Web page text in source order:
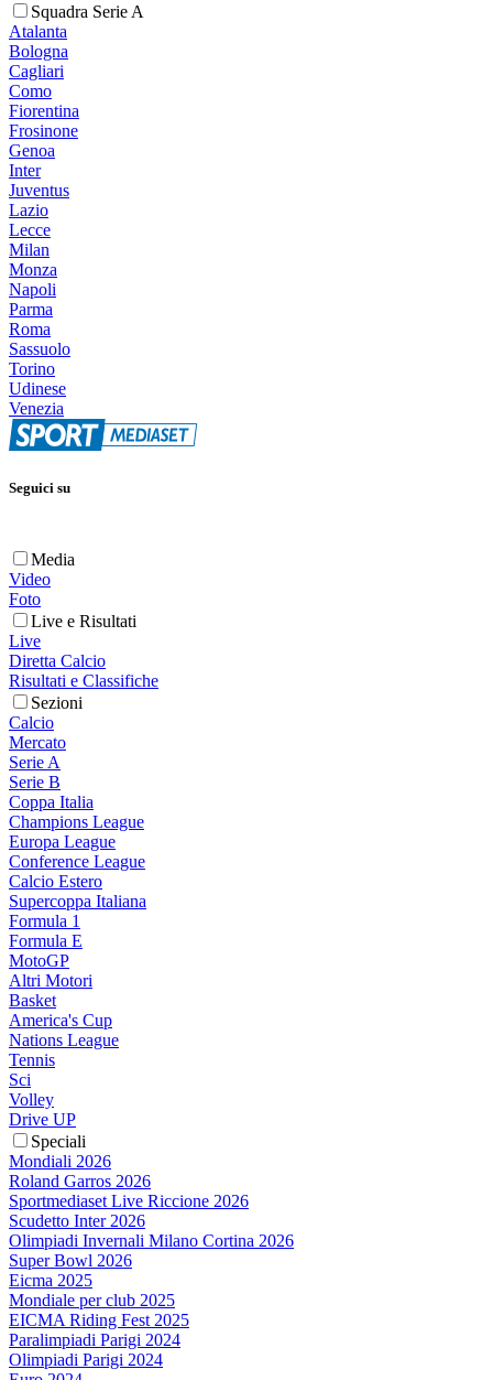
Squadra Serie A
Atalanta
Bologna
Cagliari
Como
Fiorentina
Frosinone
Genoa
Inter
Juventus
Lazio
Lecce
Milan
Monza
Napoli
Parma
Roma
Sassuolo
Torino
Udinese
Venezia
Seguici su
Media
Video
Foto
Live e Risultati
Live
Diretta Calcio
Risultati e Classifiche
Sezioni
Calcio
Mercato
Serie A
Serie B
Coppa Italia
Champions League
Europa League
Conference League
Calcio Estero
Supercoppa Italiana
Formula 1
Formula E
MotoGP
Altri Motori
Basket
America's Cup
Nations League
Tennis
Sci
Volley
Drive UP
Speciali
Mondiali 2026
Roland Garros 2026
Sportmediaset Live Riccione 2026
Scudetto Inter 2026
Olimpiadi Invernali Milano Cortina 2026
Super Bowl 2026
Eicma 2025
Mondiale per club 2025
EICMA Riding Fest 2025
Paralimpiadi Parigi 2024
Olimpiadi Parigi 2024